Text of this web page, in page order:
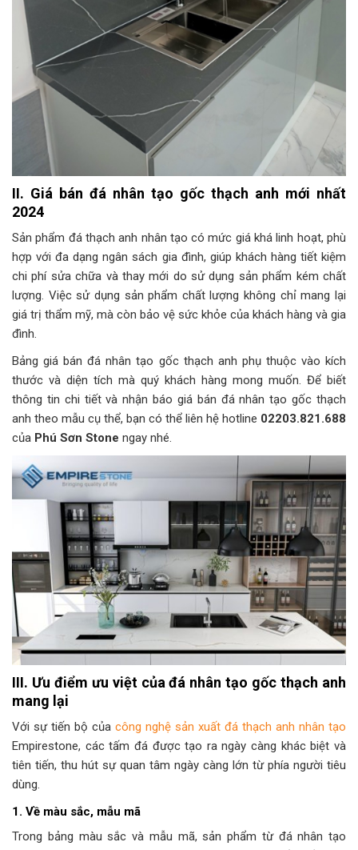
II. Giá bán đá nhân tạo gốc thạch anh mới nhất
2024
Sản phẩm đá thạch anh nhân tạo có mức giá khá linh hoạt, phù
hợp với đa dạng ngân sách gia đình, giúp khách hàng tiết kiệm
chi phí sửa chữa và thay mới do sử dụng sản phẩm kém chất
lượng. Việc sử dụng sản phẩm chất lượng không chỉ mang lại
giá trị thẩm mỹ, mà còn bảo vệ sức khỏe của khách hàng và gia
đình.
Bảng giá bán đá nhân tạo gốc thạch anh phụ thuộc vào kích
thước và diện tích mà quý khách hàng mong muốn. Để biết
thông tin chi tiết và nhận báo giá bán đá nhân tạo gốc thạch
anh theo mẫu cụ thể, bạn có thể liên hệ hotline 02203.821.688
của Phú Sơn Stone ngay nhé.
III. Ưu điểm ưu việt của đá nhân tạo gốc thạch anh
mang lại
Với sự tiến bộ của công nghệ sản xuất đá thạch anh nhân tạo
Empirestone, các tấm đá được tạo ra ngày càng khác biệt và
tiên tiến, thu hút sự quan tâm ngày càng lớn từ phía người tiêu
dùng.
1. Về màu sắc, mẫu mã
Trong bảng màu sắc và mẫu mã, sản phẩm từ đá nhân tạo